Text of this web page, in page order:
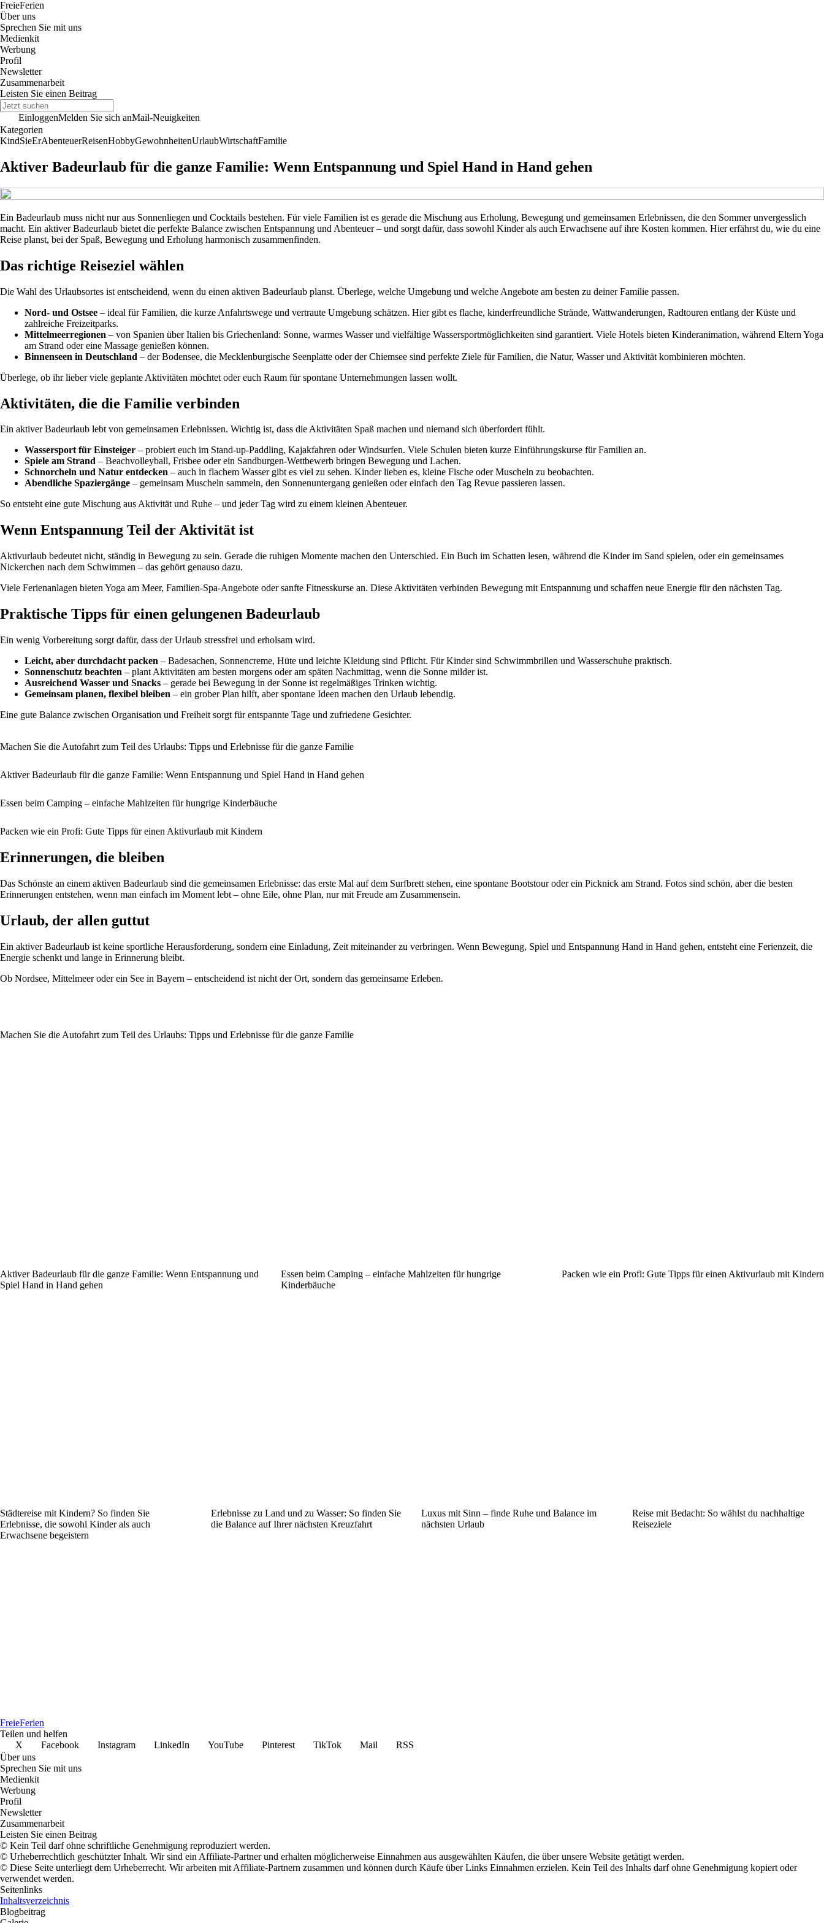
FreieFerien
Über uns
Sprechen Sie mit uns
Medienkit
Werbung
Profil
Newsletter
Zusammenarbeit
Leisten Sie einen Beitrag
EinloggenMelden Sie sich anMail-Neuigkeiten
Kategorien
KindSieErAbenteuerReisenHobbyGewohnheitenUrlaubWirtschaftFamilie
Aktiver Badeurlaub für die ganze Familie: Wenn Entspannung und Spiel Hand in Hand gehen
Ein Badeurlaub muss nicht nur aus Sonnenliegen und Cocktails bestehen. Für viele Familien ist es gerade die Mischung aus Erholung, Bewegung und gemeinsamen Erlebnissen, die den Sommer unvergesslich
macht. Ein aktiver Badeurlaub bietet die perfekte Balance zwischen Entspannung und Abenteuer – und sorgt dafür, dass sowohl Kinder als auch Erwachsene auf ihre Kosten kommen. Hier erfährst du, wie du eine
Reise planst, bei der Spaß, Bewegung und Erholung harmonisch zusammenfinden.
Das richtige Reiseziel wählen
Die Wahl des Urlaubsortes ist entscheidend, wenn du einen aktiven Badeurlaub planst. Überlege, welche Umgebung und welche Angebote am besten zu deiner Familie passen.
Nord- und Ostsee – ideal für Familien, die kurze Anfahrtswege und vertraute Umgebung schätzen. Hier gibt es flache, kinderfreundliche Strände, Wattwanderungen, Radtouren entlang der Küste und
zahlreiche Freizeitparks.
Mittelmeerregionen – von Spanien über Italien bis Griechenland: Sonne, warmes Wasser und vielfältige Wassersportmöglichkeiten sind garantiert. Viele Hotels bieten Kinderanimation, während Eltern Yoga
am Strand oder eine Massage genießen können.
Binnenseen in Deutschland – der Bodensee, die Mecklenburgische Seenplatte oder der Chiemsee sind perfekte Ziele für Familien, die Natur, Wasser und Aktivität kombinieren möchten.
Überlege, ob ihr lieber viele geplante Aktivitäten möchtet oder euch Raum für spontane Unternehmungen lassen wollt.
Aktivitäten, die die Familie verbinden
Ein aktiver Badeurlaub lebt von gemeinsamen Erlebnissen. Wichtig ist, dass die Aktivitäten Spaß machen und niemand sich überfordert fühlt.
Wassersport für Einsteiger – probiert euch im Stand-up-Paddling, Kajakfahren oder Windsurfen. Viele Schulen bieten kurze Einführungskurse für Familien an.
Spiele am Strand – Beachvolleyball, Frisbee oder ein Sandburgen-Wettbewerb bringen Bewegung und Lachen.
Schnorcheln und Natur entdecken – auch in flachem Wasser gibt es viel zu sehen. Kinder lieben es, kleine Fische oder Muscheln zu beobachten.
Abendliche Spaziergänge – gemeinsam Muscheln sammeln, den Sonnenuntergang genießen oder einfach den Tag Revue passieren lassen.
So entsteht eine gute Mischung aus Aktivität und Ruhe – und jeder Tag wird zu einem kleinen Abenteuer.
Wenn Entspannung Teil der Aktivität ist
Aktivurlaub bedeutet nicht, ständig in Bewegung zu sein. Gerade die ruhigen Momente machen den Unterschied. Ein Buch im Schatten lesen, während die Kinder im Sand spielen, oder ein gemeinsames
Nickerchen nach dem Schwimmen – das gehört genauso dazu.
Viele Ferienanlagen bieten Yoga am Meer, Familien-Spa-Angebote oder sanfte Fitnesskurse an. Diese Aktivitäten verbinden Bewegung mit Entspannung und schaffen neue Energie für den nächsten Tag.
Praktische Tipps für einen gelungenen Badeurlaub
Ein wenig Vorbereitung sorgt dafür, dass der Urlaub stressfrei und erholsam wird.
Leicht, aber durchdacht packen – Badesachen, Sonnencreme, Hüte und leichte Kleidung sind Pflicht. Für Kinder sind Schwimmbrillen und Wasserschuhe praktisch.
Sonnenschutz beachten – plant Aktivitäten am besten morgens oder am späten Nachmittag, wenn die Sonne milder ist.
Ausreichend Wasser und Snacks – gerade bei Bewegung in der Sonne ist regelmäßiges Trinken wichtig.
Gemeinsam planen, flexibel bleiben – ein grober Plan hilft, aber spontane Ideen machen den Urlaub lebendig.
Eine gute Balance zwischen Organisation und Freiheit sorgt für entspannte Tage und zufriedene Gesichter.
Machen Sie die Autofahrt zum Teil des Urlaubs: Tipps und Erlebnisse für die ganze Familie
Aktiver Badeurlaub für die ganze Familie: Wenn Entspannung und Spiel Hand in Hand gehen
Essen beim Camping – einfache Mahlzeiten für hungrige Kinderbäuche
Packen wie ein Profi: Gute Tipps für einen Aktivurlaub mit Kindern
Erinnerungen, die bleiben
Das Schönste an einem aktiven Badeurlaub sind die gemeinsamen Erlebnisse: das erste Mal auf dem Surfbrett stehen, eine spontane Bootstour oder ein Picknick am Strand. Fotos sind schön, aber die besten
Erinnerungen entstehen, wenn man einfach im Moment lebt – ohne Eile, ohne Plan, nur mit Freude am Zusammensein.
Urlaub, der allen guttut
Ein aktiver Badeurlaub ist keine sportliche Herausforderung, sondern eine Einladung, Zeit miteinander zu verbringen. Wenn Bewegung, Spiel und Entspannung Hand in Hand gehen, entsteht eine Ferienzeit, die
Energie schenkt und lange in Erinnerung bleibt.
Ob Nordsee, Mittelmeer oder ein See in Bayern – entscheidend ist nicht der Ort, sondern das gemeinsame Erleben.
Machen Sie die Autofahrt zum Teil des Urlaubs: Tipps und Erlebnisse für die ganze Familie
Aktiver Badeurlaub für die ganze Familie: Wenn Entspannung und
Spiel Hand in Hand gehen
Essen beim Camping – einfache Mahlzeiten für hungrige
Kinderbäuche
Packen wie ein Profi: Gute Tipps für einen Aktivurlaub mit Kindern
Städtereise mit Kindern? So finden Sie
Erlebnisse, die sowohl Kinder als auch
Erwachsene begeistern
Erlebnisse zu Land und zu Wasser: So finden Sie
die Balance auf Ihrer nächsten Kreuzfahrt
Luxus mit Sinn – finde Ruhe und Balance im
nächsten Urlaub
Reise mit Bedacht: So wählst du nachhaltige
Reiseziele
FreieFerien
Teilen und helfen
X
Facebook Instagram LinkedIn YouTube Pinterest TikTok Mail
RSS
Über uns
Sprechen Sie mit uns
Medienkit
Werbung
Profil
Newsletter
Zusammenarbeit
Leisten Sie einen Beitrag
© Kein Teil darf ohne schriftliche Genehmigung reproduziert werden.
© Urheberrechtlich geschützter Inhalt. Wir sind ein Affiliate-Partner und erhalten möglicherweise Einnahmen aus ausgewählten Käufen, die über unsere Website getätigt werden.
© Diese Seite unterliegt dem Urheberrecht. Wir arbeiten mit Affiliate-Partnern zusammen und können durch Käufe über Links Einnahmen erzielen. Kein Teil des Inhalts darf ohne Genehmigung kopiert oder
verwendet werden.
Seitenlinks
Inhaltsverzeichnis
Blogbeitrag